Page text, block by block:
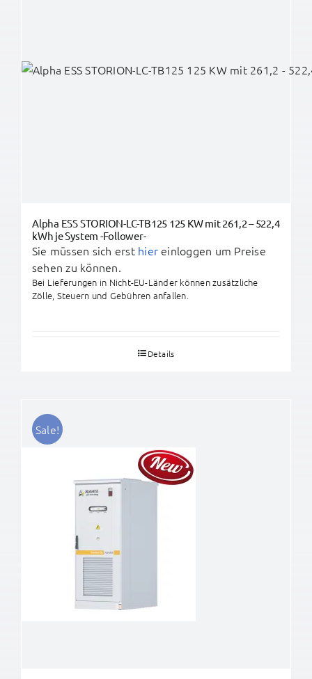
Alpha ESS STORION-LC-TB125 125 KW mit 261,2 – 522,4
kWh je System -Follower-
Sie müssen sich erst hier einloggen um Preise
sehen zu können.
Bei Lieferungen in Nicht-EU-Länder können zusätzliche
Zölle, Steuern und Gebühren anfallen.
Details
Sale!